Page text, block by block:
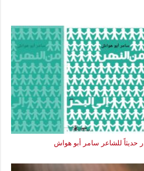
للشاعر سامر أبو هواش